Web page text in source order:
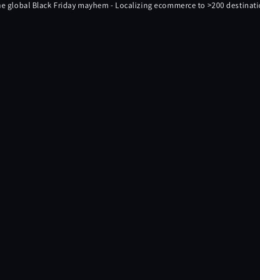
global Black Friday mayhem - Localizing ecommerce to >200